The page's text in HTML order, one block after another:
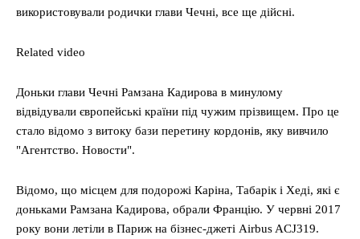
використовували родички глави Чечні, все ще дійсні.
Related video
Доньки глави Чечні Рамзана Кадирова в минулому
відвідували європейські країни під чужим прізвищем. Про це
стало відомо з витоку бази перетину кордонів, яку вивчило
"Агентство. Новости".
Відомо, що місцем для подорожі Каріна, Табарік і Хеді, які є
доньками Рамзана Кадирова, обрали Францію. У червні 2017
року вони летіли в Париж на бізнес-джеті Airbus ACJ319.